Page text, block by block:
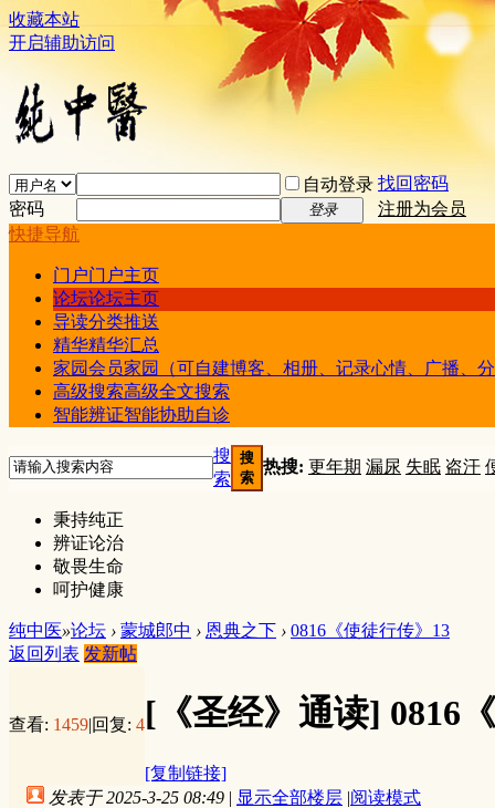
收藏本站
开启辅助访问
自动登录 找回密码
密码
登录
注册为会员
快捷导航
门户门户主页
论坛论坛主页
导读分类推送
精华精华汇总
家园会员家园（可自建博客、相册、记录心情、广播、
高级搜索高级全文搜索
智能辨证智能协助自诊
搜
索
搜
索
热搜: 更年期 漏尿 失眠 盗汗
秉持纯正
辨证论治
敬畏生命
呵护健康
纯中医»论坛 › 蒙城郎中 › 恩典之下 › 0816《使徒行传》13
返回列表 发新帖
查看: 1459|回复: 4[《圣经》通读] 0816
[复制链接]
发表于 2025-3-25 08:49 | 显示全部楼层 |阅读模式